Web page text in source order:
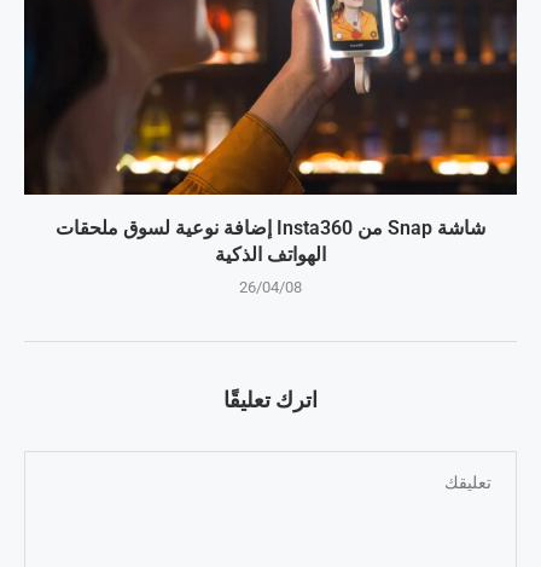
شاشة Snap من Insta360 إضافة نوعية لسوق ملحقات
الهواتف الذكية
26/04/08
اترك تعليقًا